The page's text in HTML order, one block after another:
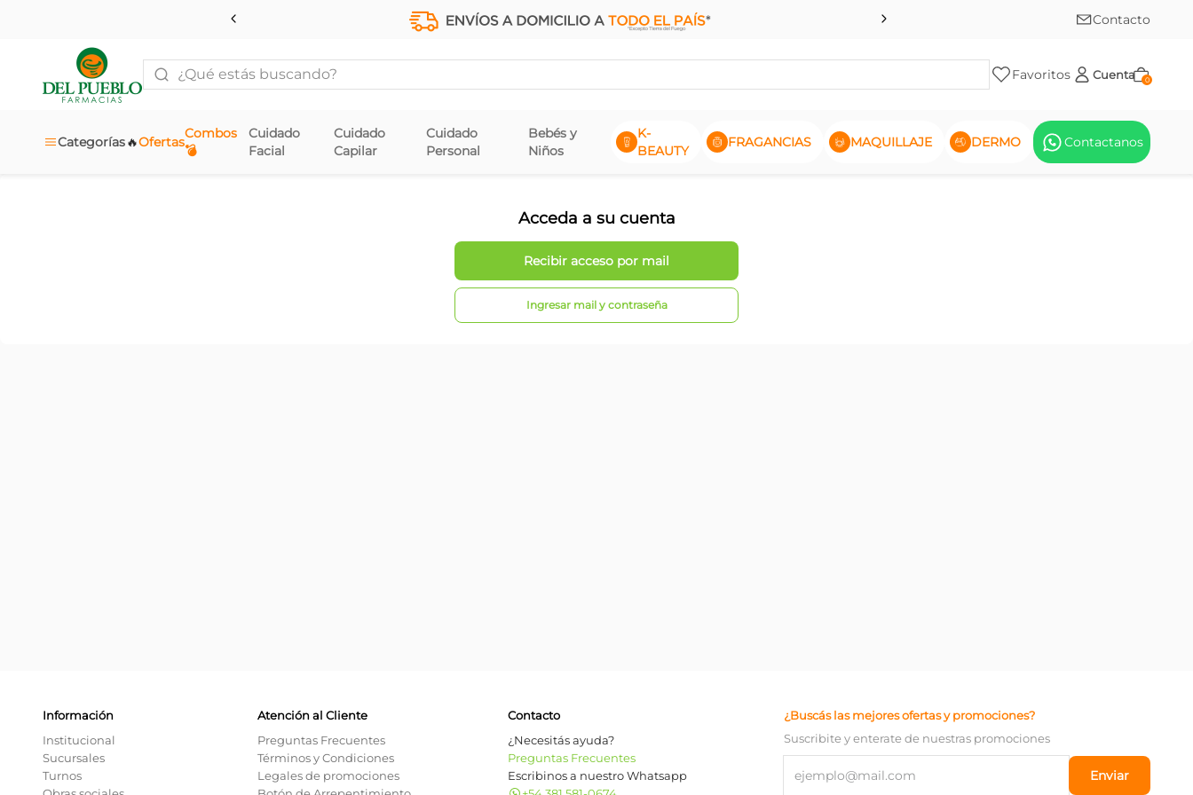
Contacto
¿Qué estás buscando?
Favoritos Cuenta 0
Categorías Ofertas
🔥
Combos
💣
Cuidado
Facial
Cuidado
Capilar
Cuidado
Personal
Bebés y
Niños
K-
BEAUTY
FRAGANCIAS MAQUILLAJE DERMO Contactanos
Acceda a su cuenta
Ingresar mail y contraseña
Información
Institucional
Sucursales
Turnos
Atención al Cliente
Preguntas Frecuentes
Términos y Condiciones
Legales de promociones
Contacto
¿Necesitás ayuda?
Preguntas Frecuentes
Escribinos a nuestro Whatsapp
¿Buscás las mejores ofertas y promociones?
Suscribite y enterate de nuestras promociones
Enviar